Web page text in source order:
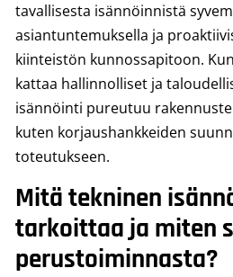
tavallisesta isännöinnistä
asiantuntemuksella ja
kiinteistön kunnossapitoon.
kattaa hallinnolliset ja
isännöinti pureutuu
kuten korjaushankkeiden
toteutukseen.
Mitä tekninen
tarkoittaa ja miten
perustoiminnasta?